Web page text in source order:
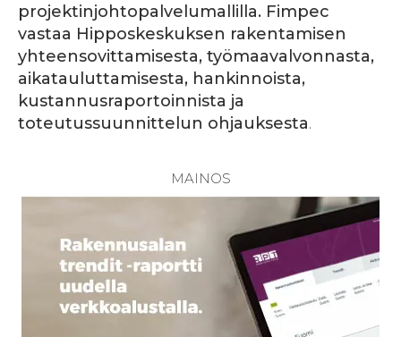
projektinjohtopalvelumallilla. Fimpec
vastaa Hipposkeskuksen rakentamisen
yhteensovittamisesta, työmaavalvonnasta,
aikatauluttamisesta, hankinnoista,
kustannusraportoinnista ja
toteutussuunnittelun ohjauksesta.